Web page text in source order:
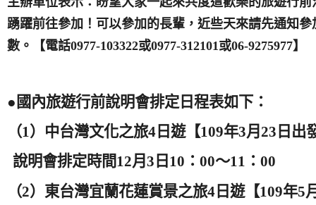
踴躍前往參加！可以參加的長輩，近些天來請先通知
數。【電話0977-103322或0977-312101或06-9275977】
●國內旅遊行前說明會排定日程表如下：
（1）中台灣文化之旅4 日遊【109年3月23 日 出
說明會排定時間12月 3 日 10 ： 00～11 ： 00
（2）東台灣宜蘭花蓮賞景之旅4 日遊【109年5